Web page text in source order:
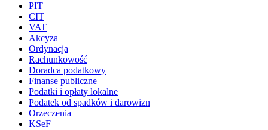
PIT
CIT
VAT
Akcyza
Ordynacja
Rachunkowość
Doradca podatkowy
Finanse publiczne
Podatki i opłaty lokalne
Podatek od spadków i darowizn
Orzeczenia
KSeF